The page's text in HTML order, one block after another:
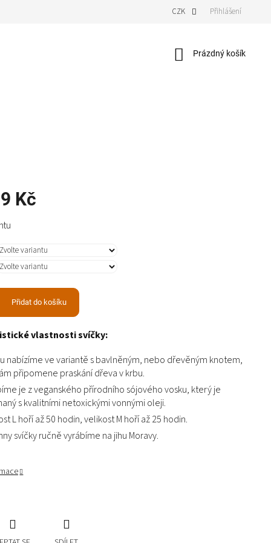
CZK Přihlášení
Nákupní
Prázdný košík
Kč
Přidat do košíku
vlastnosti svíčky:
nabízíme ve variantě s bavlněným, nebo dřevěným knotem,
připomene praskání dřeva v krbu.
je z veganského přírodního sójového vosku, který je
s kvalitními netoxickými vonnými oleji.
L hoří až 50 hodin, velikost M hoří až 25 hodin.
svíčky ručně vyrábíme na jihu Moravy.